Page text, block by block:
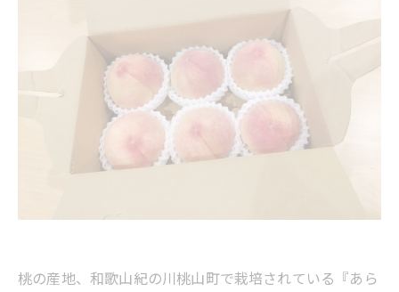
桃の産地、和歌山紀の川桃山町で栽培されている『あら